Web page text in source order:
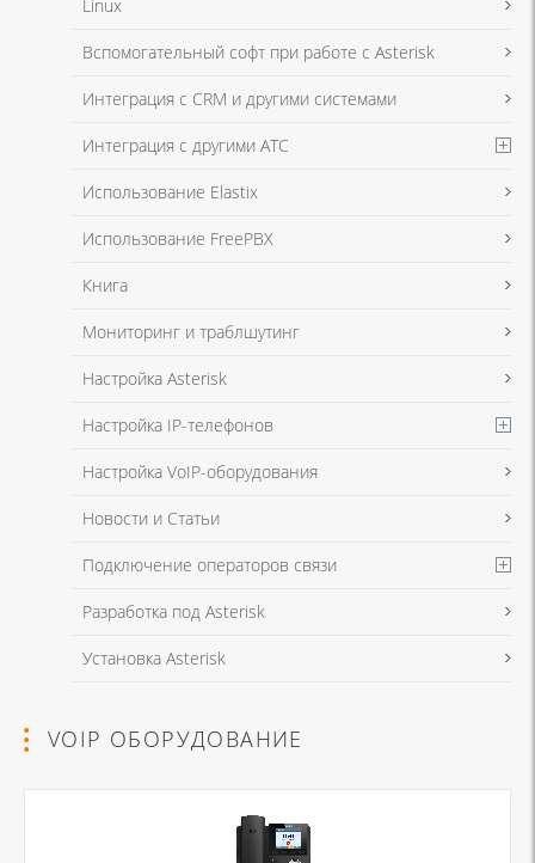
Я даю согласие на обработку моих персональных данных для связи
в соответствии с Политикой в отношении обработки персональных
Я даю согласие на обработку моих персональных данных для связи
в соответствии с Политикой в отношении обработки персональных
Linux
Вспомогательный софт при работе с Asterisk
Интеграция с CRM и другими системами
Интеграция с другими АТС
Использование Elastix
Использование FreePBX
Книга
Мониторинг и траблшутинг
Настройка Asterisk
Настройка IP-телефонов
Настройка VoIP-оборудования
Новости и Статьи
Подключение операторов связи
Разработка под Asterisk
Установка Asterisk
VOIP ОБОРУДОВАНИЕ